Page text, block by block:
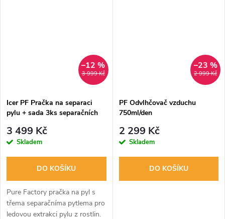
3 999 Kč
–12 %
Icer PF Pračka na separaci
pylu + sada 3ks separačních
3 499 Kč
Skladem
DO KOŠÍKU
Pure Factory pračka na pyl s
třema separačníma pytlema pro
ledovou extrakci pylu z rostlin.
2 999 Kč
–23 %
PF Odvlhčovač vzduchu
750ml/den
2 299 Kč
Skladem
DO KOŠÍKU